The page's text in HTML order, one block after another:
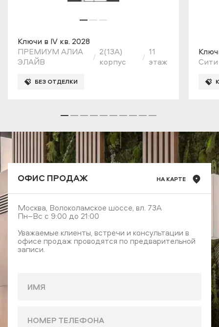
Ключи в IV кв. 2028
ПРЕМИУМ АЛИА
ЭЛАЙВ
2(13A)
корпус
11
этаж
БЕЗ ОТДЕЛКИ
ОФИС ПРОДАЖ НА КАРТЕ
Москва, Волоколамское шоссе, вл. 73А
Пн–Вс с 9:00 до 21:00
Уважаемые клиенты, встречи и консультации в
офисе продаж проводятся по предварительной
записи.